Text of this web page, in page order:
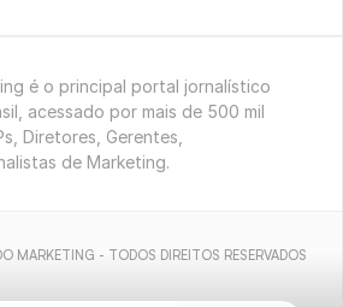
é o principal portal jornalístico
acessado por mais de 500 mil
Diretores, Gerentes,
de Marketing.
MARKETING - TODOS DIREITOS RESERVADOS